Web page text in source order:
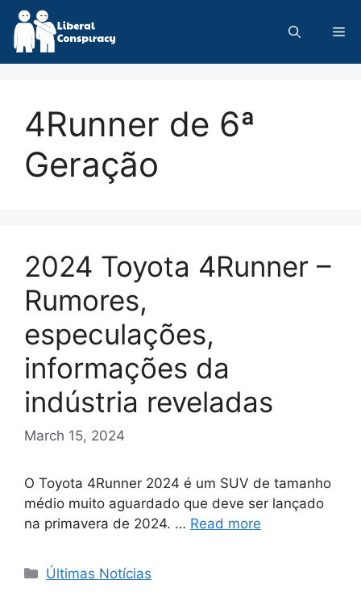
Skip
content
4Runner de 6ª
Geração
2024 Toyota 4Runner –
Rumores,
especulações,
informações da
indústria reveladas
March 15, 2024
O Toyota 4Runner 2024 é um SUV de tamanho
médio muito aguardado que deve ser lançado
na primavera de 2024. … Read more
Categories
Últimas Notícias